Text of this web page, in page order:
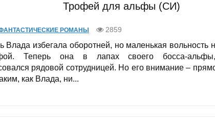
Трофей для альфы (СИ)
РОМАНЫ 2859
Влада избегала оборотней, но маленькая вольность
Теперь она в лапах своего босса-
рядовой сотрудницей. Но его внимание –
как Влада, ни...